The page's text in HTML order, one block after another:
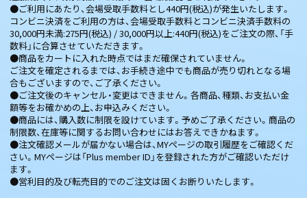
●ご利用にあたり、会場受取手数料とし440円(税込)が発生いたします。
コンビニ決済をご利用の方は、会場受取手数料とコンビニ決済手数料の
30,000円未満:275円(税込) / 30,000円以上:440円(税込)をご注文の際、「手
数料」に合算させていただきます。
●商品をカートに入れた時点ではまだ確保されていません。
ご注文を確定されるまでは、お手続き途中でも商品が売り切れとなる場
合もございますので、ご了承ください。
●ご注文後のキャンセル・変更はできません。各商品、種類、お支払い金
額等をお確かめの上、お申込みください。
●商品には、購入数に制限を設けています。予めご了承ください。商品の
制限数、在庫等に関するお問い合わせにはお答えできかねます。
●注文確認メールが届かない場合は、MYページの取引履歴をご確認くだ
さい。MYページは「Plus member ID」を登録された方がご確認いただけ
ます。
●営利目的及び転売目的でのご注文は固くお断りいたします。